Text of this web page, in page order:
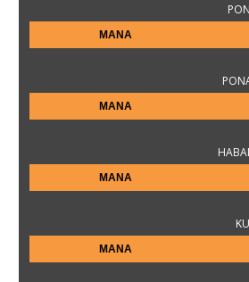
MANA
MANA
MANA
MANA